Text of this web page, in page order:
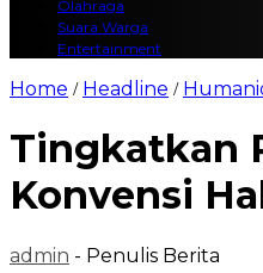
Olahraga
Suara Warga
Entertainment
Home / Headline /
Tingkatkan
Konvensi
admin - Penulis Berita